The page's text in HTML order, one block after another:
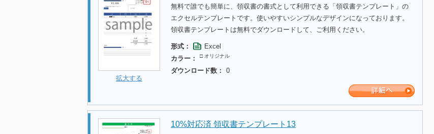
拡大する
無料で誰でも簡単に、領収書の書式として利用できる「領収書テンプレート」の
エクセルテンプレートです。使いやすいシンプルなデザインになっております。
領収書テンプレートは無料でダウンロードして、ご利用ください。
形式：
Excel
カラー：
□ オリジナル
ダウンロード数： 0
10%対応済 領収書テンプレート13